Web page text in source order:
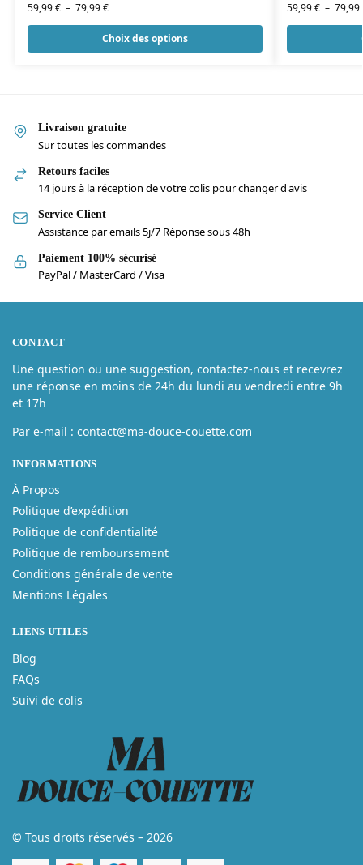
59,99€ – 79,99€
Choix des options
59,99€ – 79,99
Livraison gratuite
Sur toutes les commandes
Retours faciles
14 jours à la réception de votre colis pour changer d'avis
Service Client
Assistance par emails 5j/7 Réponse sous 48h
Paiement 100% sécurisé
PayPal / MasterCard / Visa
CONTACT
Une question ou une suggestion, contactez-nous et recevrez
une réponse en moins de 24h du lundi au vendredi entre 9h
et 17h
Par e-mail : contact@ma-douce-couette.com
INFORMATIONS
À Propos
Politique d’expédition
Politique de confidentialité
Politique de remboursement
Conditions générale de vente
Mentions Légales
LIENS UTILES
Blog
FAQs
Suivi de colis
© Tous droits réservés – 2026